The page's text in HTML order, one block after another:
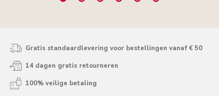
Gratis standaardlevering voor bestellingen vanaf € 50
14 dagen gratis retourneren
100% veilige betaling